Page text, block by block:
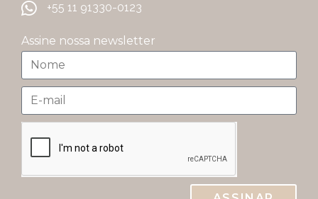
+55 11 91330-0123
Assine nossa newsletter